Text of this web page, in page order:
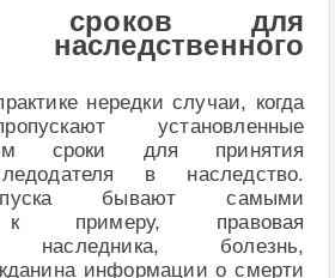
сроков для
нередки случаи, когда
установленные
сроки для принятия
в наследство.
бывают самыми
к примеру, правовая
наследника, болезнь,
информации о смерти